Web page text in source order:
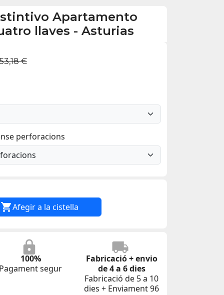
Apartamento
llaves - Asturias
€
perforacions
Afegir a la cistella
100%
segur
Fabricació + envio
de 4 a 6 dies
Fabricació de 5 a 10
dies + Enviament 96